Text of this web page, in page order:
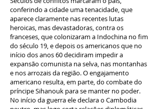
conferindo a cidade uma tenacidade, que
aparece claramente nas recentes lutas
heroicas, mas devastadoras, contra os
franceses, que colonizaram a Indochina no fim
do século 19, e depois os americanos que no
início dos anos 60 decidiram impedir a
expansão comunista na selva, nas montanhas
e nos arrozais da região. O engajamento
americano resulta, em parte, do combate do
príncipe Sihanouk para se manter no poder.
No início da guerra ele declara o Cambodia